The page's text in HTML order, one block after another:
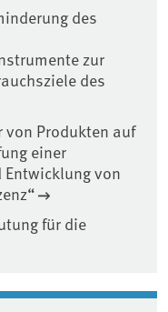
des
zur
des
von Produkten auf
einer
von
für die